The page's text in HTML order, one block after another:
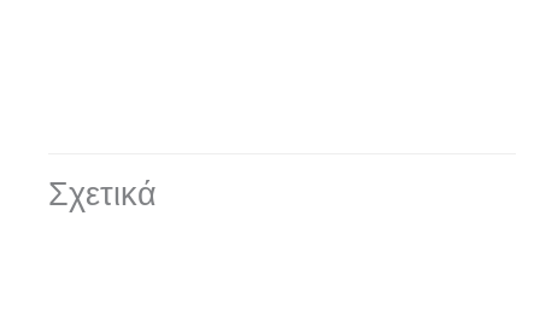
Σχετικά